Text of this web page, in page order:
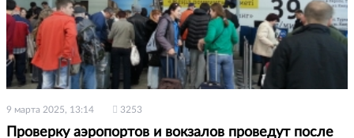
9 марта 2025, 13:14 3253
Проверку аэропортов и вокзалов проведут после